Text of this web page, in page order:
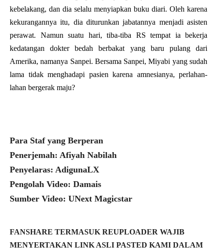
kebelakang, dan dia selalu menyiapkan buku diari. Oleh karena
kekurangannya itu, dia diturunkan jabatannya menjadi asisten
perawat. Namun suatu hari, tiba-tiba RS tempat ia bekerja
kedatangan dokter bedah berbakat yang baru pulang dari
Amerika, namanya Sanpei. Bersama Sanpei, Miyabi yang sudah
lama tidak menghadapi pasien karena amnesianya, perlahan-
lahan bergerak maju?
Para Staf yang Berperan
Penerjemah: Afiyah Nabilah
Penyelaras: AdigunaLX
Pengolah Video: Damais
Sumber Video: UNext Magicstar
FANSHARE TERMASUK REUPLOADER WAJIB
MENYERTAKAN LINK ASLI PASTED KAMI DALAM